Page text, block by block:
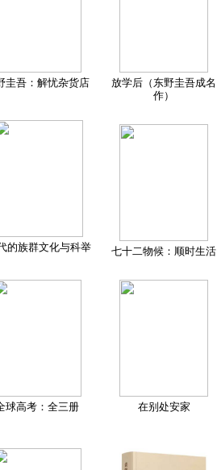
圭吾：解忧杂货店
放学后（东野圭吾成名
作）
的族群文化与科举 七十二物候：顺时生活
球高考：全三册 在别处安家